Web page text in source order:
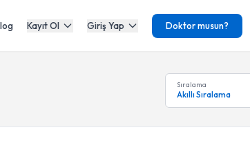
Kayıt Ol Giriş Yap Doktor musun?
Sıralama
Akıllı Sıralama